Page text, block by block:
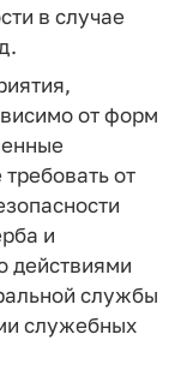
в случае
от форм
от
и
действиями
службы
служебных